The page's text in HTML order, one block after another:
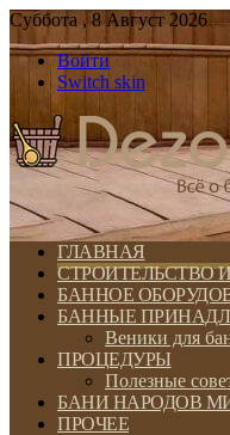
Суббота , 8 Август 2026
Войти
Switch skin
ГЛАВНАЯ
СТРОИТЕЛЬСТВО
БАННОЕ
БАННЫЕ
Веники для
ПРОЦЕДУРЫ
Полезные
БАНИ НАРОДОВ
ПРОЧЕЕ